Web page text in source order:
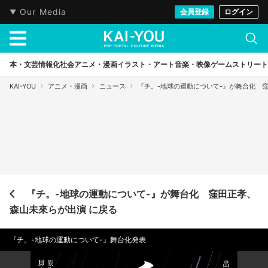
Our Media 会員登録 ログイン
本・文芸情報化社会アニメ・漫画イラスト・アート音楽・映像ゲームストリート
KAI-YOU アニメ・漫画 ニュース 『チ。-地球の運動について-』が舞台化
『チ。-地球の運動について-』が舞台化 窪田正孝、
森山未來らが出演 に戻る
『チ。-地球の運動について-』舞台化発表